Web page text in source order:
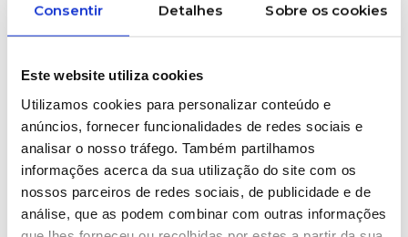
Consentir Detalhes Sobre os cookies
Este website utiliza cookies
Utilizamos cookies para personalizar conteúdo e
anúncios, fornecer funcionalidades de redes sociais e
analisar o nosso tráfego. Também partilhamos
informações acerca da sua utilização do site com os
nossos parceiros de redes sociais, de publicidade e de
análise, que as podem combinar com outras informações
Stainless steel squeegees and
counter-squeegees